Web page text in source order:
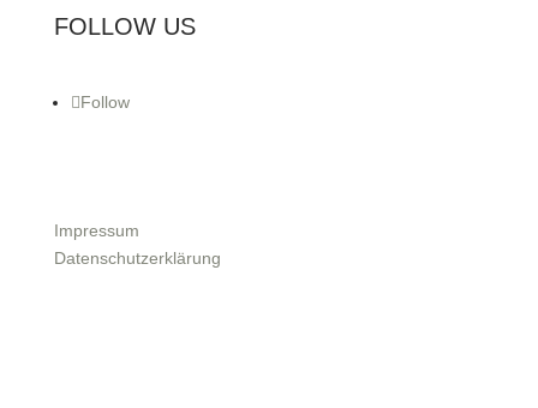
FOLLOW US
Follow
Impressum
Datenschutzerklärung